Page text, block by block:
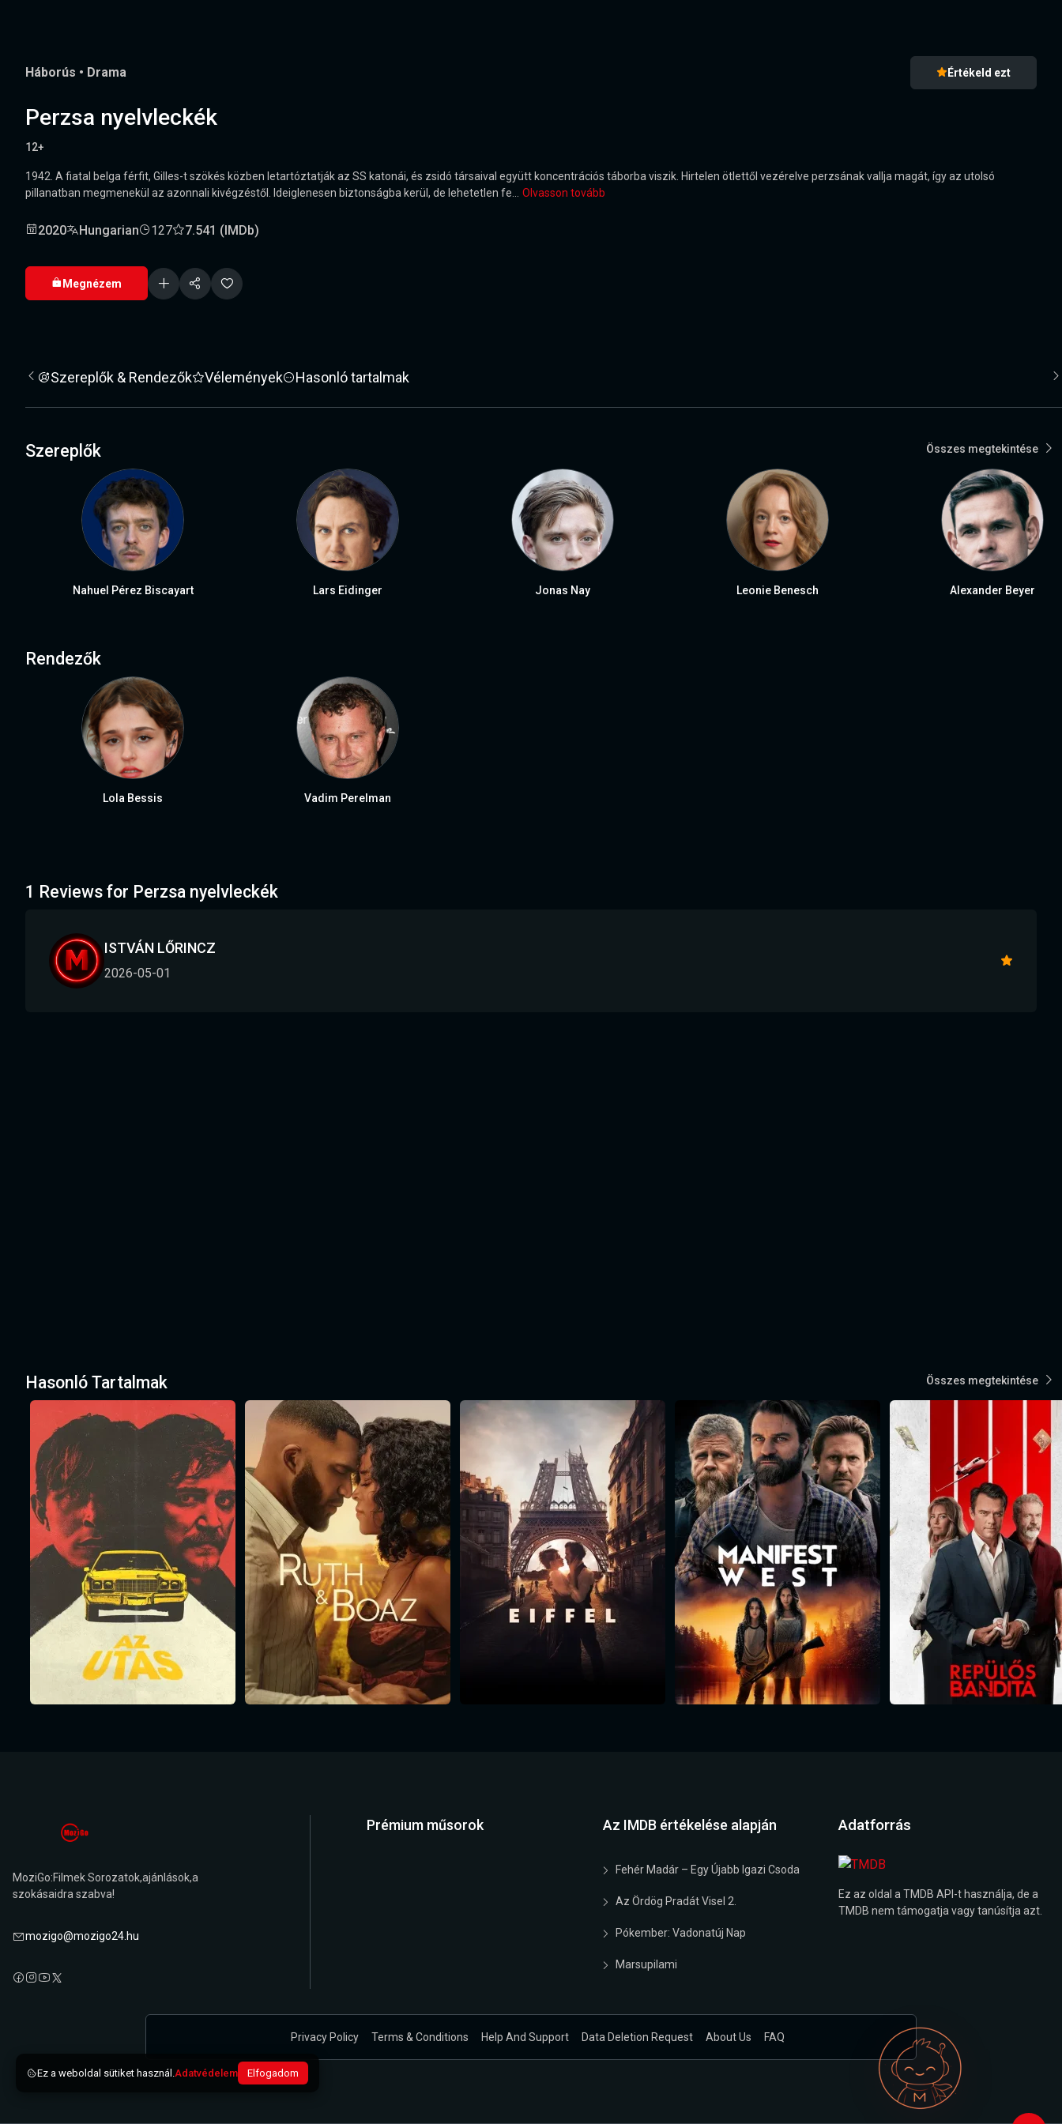
Háborús • Drama Értékeld ezt
Perzsa nyelvleckék
12+
1942. A fiatal belga férfit, Gilles-t szökés közben letartóztatják az SS katonái, és zsidó társaival együtt koncentrációs táborba viszik. Hirtelen ötlettől vezérelve perzsának vallja magát, így az utolsó
pillanatban megmenekül az azonnali kivégzéstől. Ideiglenesen biztonságba kerül, de lehetetlen fe... Olvasson tovább
2020 Hungarian 127 7.541 (IMDb)
Megnézem
Szereplők & Rendezők Vélemények Hasonló tartalmak
Szereplők Összes megtekintése
Nahuel Pérez Biscayart Lars Eidinger Jonas Nay Leonie Benesch Alexander Beyer
Rendezők
Lola Bessis Vadim Perelman
1 Reviews for Perzsa nyelvleckék
ISTVÁN LŐRINCZ
2026-05-01
Hasonló Tartalmak Összes megtekintése
MoziGo:Filmek Sorozatok,ajánlások,a
szokásaidra szabva!
mozigo@mozigo24.hu
Prémium műsorok Az IMDB értékelése alapján
Fehér Madár – Egy Újabb Igazi Csoda
Az Ördög Pradát Visel 2.
Pókember: Vadonatúj Nap
Marsupilami
Adatforrás
Ez az oldal a TMDB API-t használja, de a
TMDB nem támogatja vagy tanúsítja azt.
Privacy Policy Terms & Conditions Help And Support Data Deletion Request About Us FAQ
Ez a weboldal sütiket használ.Adatvédelem Elfogadom